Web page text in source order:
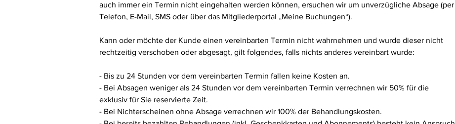
auch immer ein Termin nicht eingehalten werden können, ersuchen wir um unverzügliche Absage (per
Telefon, E-Mail, SMS oder über das Mitgliederportal „Meine Buchungen“).
Kann oder möchte der Kunde einen vereinbarten Termin nicht wahrnehmen und wurde dieser nicht
rechtzeitig verschoben oder abgesagt, gilt folgendes, falls nichts anderes vereinbart wurde:
- Bis zu 24 Stunden vor dem vereinbarten Termin fallen keine Kosten an.
- Bei Absagen weniger als 24 Stunden vor dem vereinbarten Termin verrechnen wir 50% für die
exklusiv für Sie reservierte Zeit.
- Bei Nichterscheinen ohne Absage verrechnen wir 100% der Behandlungskosten.